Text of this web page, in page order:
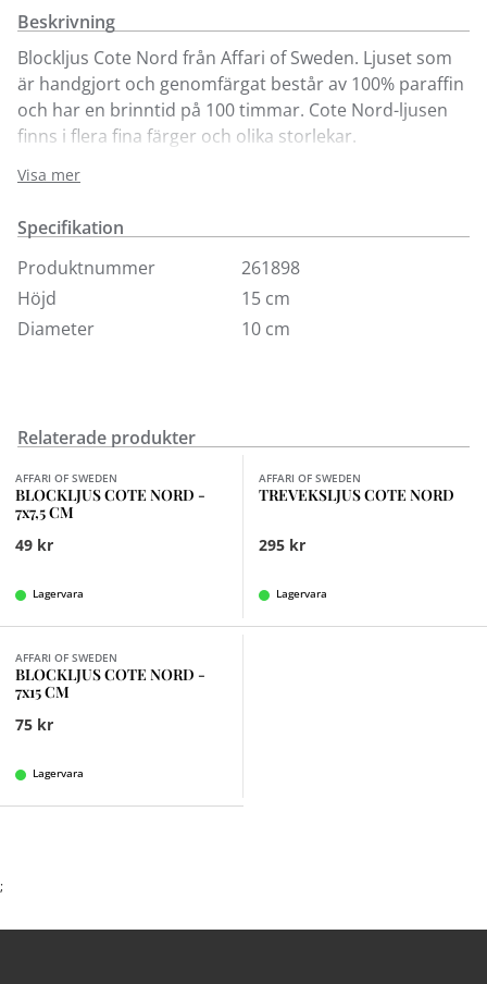
Beskrivning
Blockljus Cote Nord från Affari of Sweden. Ljuset som
är handgjort och genomfärgat består av 100% paraffin
och har en brinntid på 100 timmar. Cote Nord-ljusen
finns i flera fina färger och olika storlekar.
Ljusen finns endast att köpa på våra
inredningsavdelningar i Sollentuna och Kungens
Kurva. Färger i sortimentet kan variera. Välkommen in!
Visa mer
Specifikation
Produktnummer
261898
Höjd
15 cm
Diameter
10 cm
Relaterade produkter
Finns i fler val (11)
AFFARI OF SWEDEN
BLOCKLJUS COTE NORD -
7x7,5 CM
49 kr
Lagervara
AFFARI OF SWEDEN
TREVEKSLJUS COTE NORD
295 kr
Lagervara
AFFARI OF SWEDEN
BLOCKLJUS COTE NORD -
7x15 CM
75 kr
Lagervara
;